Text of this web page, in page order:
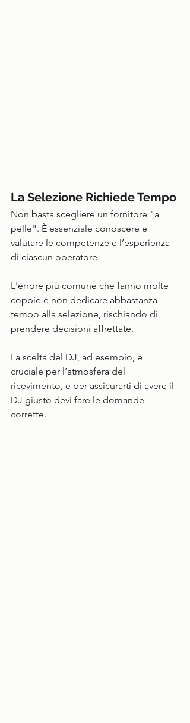
La Selezione Richiede Tempo
Non basta scegliere un fornitore "a
pelle". È essenziale conoscere e
valutare le competenze e l’esperienza
di ciascun operatore.
L'errore più comune che fanno molte
coppie è non dedicare abbastanza
tempo alla selezione, rischiando di
prendere decisioni affrettate.
La scelta del DJ, ad esempio, è
cruciale per l’atmosfera del
ricevimento, e per assicurarti di avere il
DJ giusto devi fare le domande
corrette.